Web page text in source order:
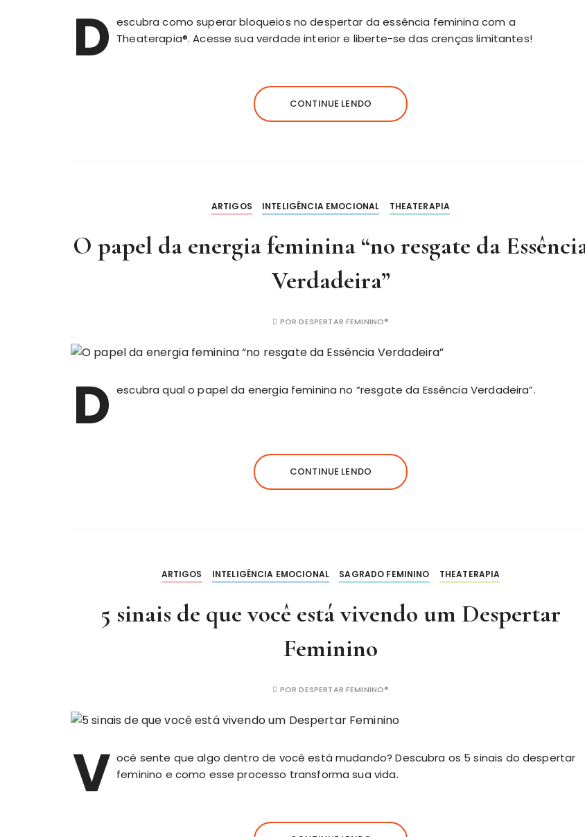
D escubra como superar bloqueios no despertar da essência feminina com a
Theaterapia®. Acesse sua verdade interior e liberte-se das crenças limitantes!
CONTINUE LENDO
ARTIGOS INTELIGÊNCIA EMOCIONAL THEATERAPIA
O papel da energia feminina “no resgate da
Verdadeira”
PORDESPERTAR FEMININO®
D escubra qual o papel da energia feminina no “resgate da Essência Verdadeira”.
CONTINUE LENDO
ARTIGOS INTELIGÊNCIA EMOCIONAL SAGRADO FEMININO THEATERAPIA
5 sinais de que você está vivendo um Despertar
Feminino
PORDESPERTAR FEMININO®
V ocê sente que algo dentro de você está mudando? Descubra os 5 sinais do despertar
feminino e como esse processo transforma sua vida.